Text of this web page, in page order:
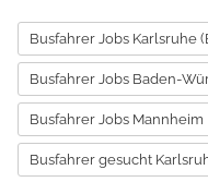
Busfahrer Jobs Karlsruhe
Busfahrer Jobs Baden-
Busfahrer Jobs Mannheim
Busfahrer gesucht